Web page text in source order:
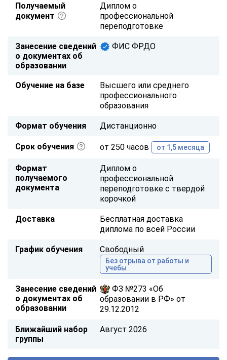
Получаемый
документ
Диплом о
профессиональной
переподготовке
Занесение сведений
о документах об
образовании
ФИС ФРДО
Обучение на базе
Высшего или среднего
профессионального
образования
Формат обучения Дистанционно
Срок обучения от 250 часов от 1,5 месяца
Формат
получаемого
документа
Диплом о
профессиональной
переподготовке с твердой
корочкой
Доставка
Бесплатная доставка
диплома по всей России
График обучения Свободный
Без отрыва от работы и
учебы
Занесение сведений
о документах об
образовании
ФЗ №273 «Об
образовании в РФ» от
29.12.2012
Ближайший набор
группы
Август 2026